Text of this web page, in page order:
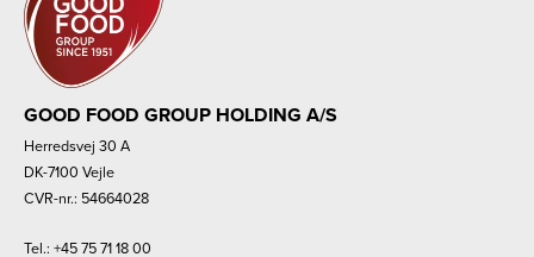
GOOD FOOD GROUP HOLDING A/S
Herredsvej 30 A
DK-7100 Vejle
CVR-nr.: 54664028
Tel.: +45 75 71 18 00